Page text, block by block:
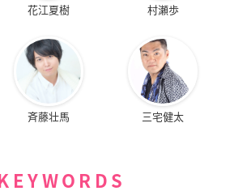
花江夏樹 村瀬歩
斉藤壮馬 三宅健太
KEYWORDS